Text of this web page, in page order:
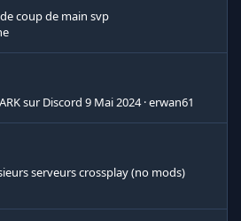
coup de main svp
sur Discord 9 Mai 2024 erwan61
serveurs crossplay (no mods)